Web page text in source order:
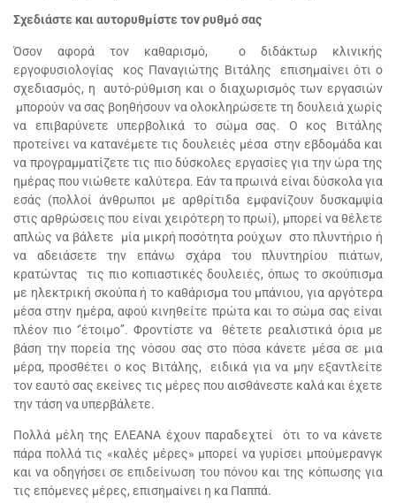
Σχεδιάστε και αυτορυθμίστε τον ρυθμό σας
Όσον αφορά τον καθαρισμό, ο διδάκτωρ κλινικής
εργοφυσιολογίας κος Παναγιώτης Βιτάλης επισημαίνει ότι ο
σχεδιασμός, η αυτό-ρύθμιση και ο διαχωρισμός των εργασιών
μπορούν να σας βοηθήσουν να ολοκληρώσετε τη δουλειά χωρίς
να επιβαρύνετε υπερβολικά το σώμα σας. Ο κος Βιτάλης
προτείνει να κατανέμετε τις δουλειές μέσα στην εβδομάδα και
να προγραμματίζετε τις πιο δύσκολες εργασίες για την ώρα της
ημέρας που νιώθετε καλύτερα. Εάν τα πρωινά είναι δύσκολα για
εσάς (πολλοί άνθρωποι με αρθρίτιδα εμφανίζουν δυσκαμψία
στις αρθρώσεις που είναι χειρότερη το πρωί), μπορεί να θέλετε
απλώς να βάλετε μία μικρή ποσότητα ρούχων στο πλυντήριο ή
να αδειάσετε την επάνω σχάρα του πλυντηρίου πιάτων,
κρατώντας τις πιο κοπιαστικές δουλειές, όπως το σκούπισμα
με ηλεκτρική σκούπα ή το καθάρισμα του μπάνιου, για αργότερα
μέσα στην ημέρα, αφού κινηθείτε πρώτα και το σώμα σας είναι
πλέον πιο ‘’έτοιμο’’. Φροντίστε να θέτετε ρεαλιστικά όρια με
βάση την πορεία της νόσου σας στο πόσα κάνετε μέσα σε μια
μέρα, προσθέτει ο κος Βιτάλης, ειδικά για να μην εξαντλείτε
τον εαυτό σας εκείνες τις μέρες που αισθάνεστε καλά και έχετε
την τάση να υπερβάλετε.
Πολλά μέλη της ΕΛΕΑΝΑ έχουν παραδεχτεί ότι το να κάνετε
πάρα πολλά τις «καλές μέρες» μπορεί να γυρίσει μπούμερανγκ
και να οδηγήσει σε επιδείνωση του πόνου και της κόπωσης για
τις επόμενες μέρες, επισημαίνει η κα Παππά.